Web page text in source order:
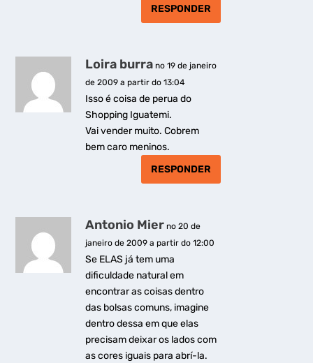
RESPONDER
Loira burra no 19 de janeiro
de 2009 a partir do 13:04
Isso é coisa de perua do
Shopping Iguatemi.
Vai vender muito. Cobrem
bem caro meninos.
RESPONDER
Antonio Mier no 20 de
janeiro de 2009 a partir do 12:00
Se ELAS já tem uma
dificuldade natural em
encontrar as coisas dentro
das bolsas comuns, imagine
dentro dessa em que elas
precisam deixar os lados com
as cores iguais para abrí-la.